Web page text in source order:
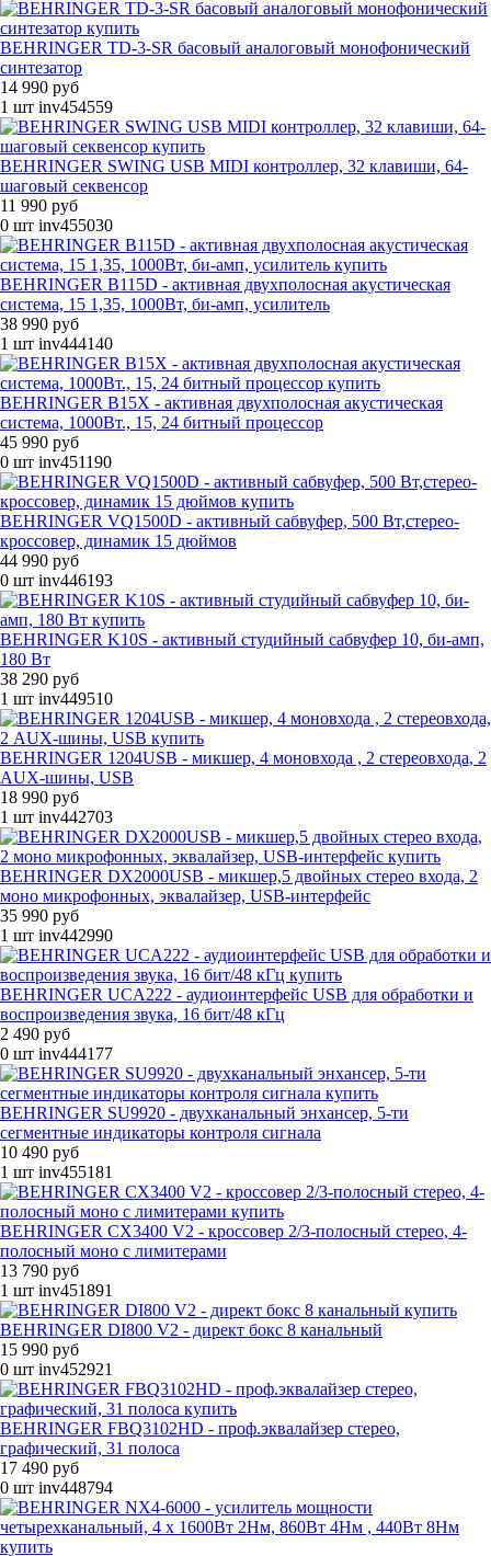
BEHRINGER TD-3-SR басовый аналоговый монофонический
синтезатор
14 990 руб
1 шт inv454559
BEHRINGER SWING USB MIDI контроллер, 32 клавиши, 64-
шаговый секвенсор
11 990 руб
0 шт inv455030
BEHRINGER B115D - активная двухполосная акустическая
система, 15 1,35, 1000Вт, би-амп, усилитель
38 990 руб
1 шт inv444140
BEHRINGER B15X - активная двухполосная акустическая
система, 1000Вт., 15, 24 битный процессор
45 990 руб
0 шт inv451190
BEHRINGER VQ1500D - активный сабвуфер, 500 Вт,стерео-
кроссовер, динамик 15 дюймов
44 990 руб
0 шт inv446193
BEHRINGER K10S - активный студийный сабвуфер 10, би-амп,
180 Вт
38 290 руб
1 шт inv449510
BEHRINGER 1204USB - микшер, 4 моновхода , 2 стереовхода, 2
AUX-шины, USB
18 990 руб
1 шт inv442703
BEHRINGER DX2000USB - микшер,5 двойных стерео входа, 2
моно микрофонных, эквалайзер, USB-интерфейс
35 990 руб
1 шт inv442990
BEHRINGER UCA222 - аудиоинтерфейс USB для обработки и
воспроизведения звука, 16 бит/48 кГц
2 490 руб
0 шт inv444177
BEHRINGER SU9920 - двухканальный энхансер, 5-ти
сегментные индикаторы контроля сигнала
10 490 руб
1 шт inv455181
BEHRINGER CX3400 V2 - кроссовер 2/3-полосный стерео, 4-
полосный моно с лимитерами
13 790 руб
1 шт inv451891
BEHRINGER DI800 V2 - директ бокс 8 канальный
15 990 руб
0 шт inv452921
BEHRINGER FBQ3102HD - проф.эквалайзер стерео,
графический, 31 полоса
17 490 руб
0 шт inv448794